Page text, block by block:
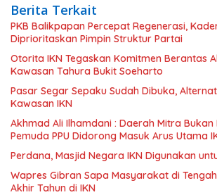
Berita Terkait
PKB Balikpapan Percepat Regenerasi,
Diprioritaskan Pimpin Struktur Partai
Otorita IKN Tegaskan Komitmen Berantas
Kawasan Tahura Bukit Soeharto
Pasar Segar Sepaku Sudah Dibuka,
Kawasan IKN
Akhmad Ali Ilhamdani : Daerah Mitra Bukan
Pemuda PPU Didorong Masuk Arus Utama
Perdana, Masjid Negara IKN Digunakan
Wapres Gibran Sapa Masyarakat di
Akhir Tahun di IKN